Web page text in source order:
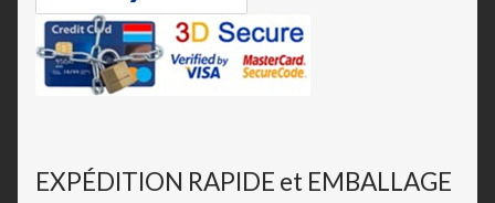
EXPÉDITION RAPIDE et EMBALLAGE